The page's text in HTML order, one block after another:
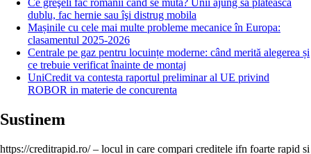
Ce greşeli fac romanii când se mută? Unii ajung să plătească
dublu, fac hernie sau îşi distrug mobila
Mașinile cu cele mai multe probleme mecanice în Europa:
clasamentul 2025-2026
Centrale pe gaz pentru locuințe moderne: când merită alegerea și
ce trebuie verificat înainte de montaj
UniCredit va contesta raportul preliminar al UE privind
ROBOR in materie de concurenta
Sustinem
https://creditrapid.ro/ – locul in care compari creditele ifn foarte rapid si